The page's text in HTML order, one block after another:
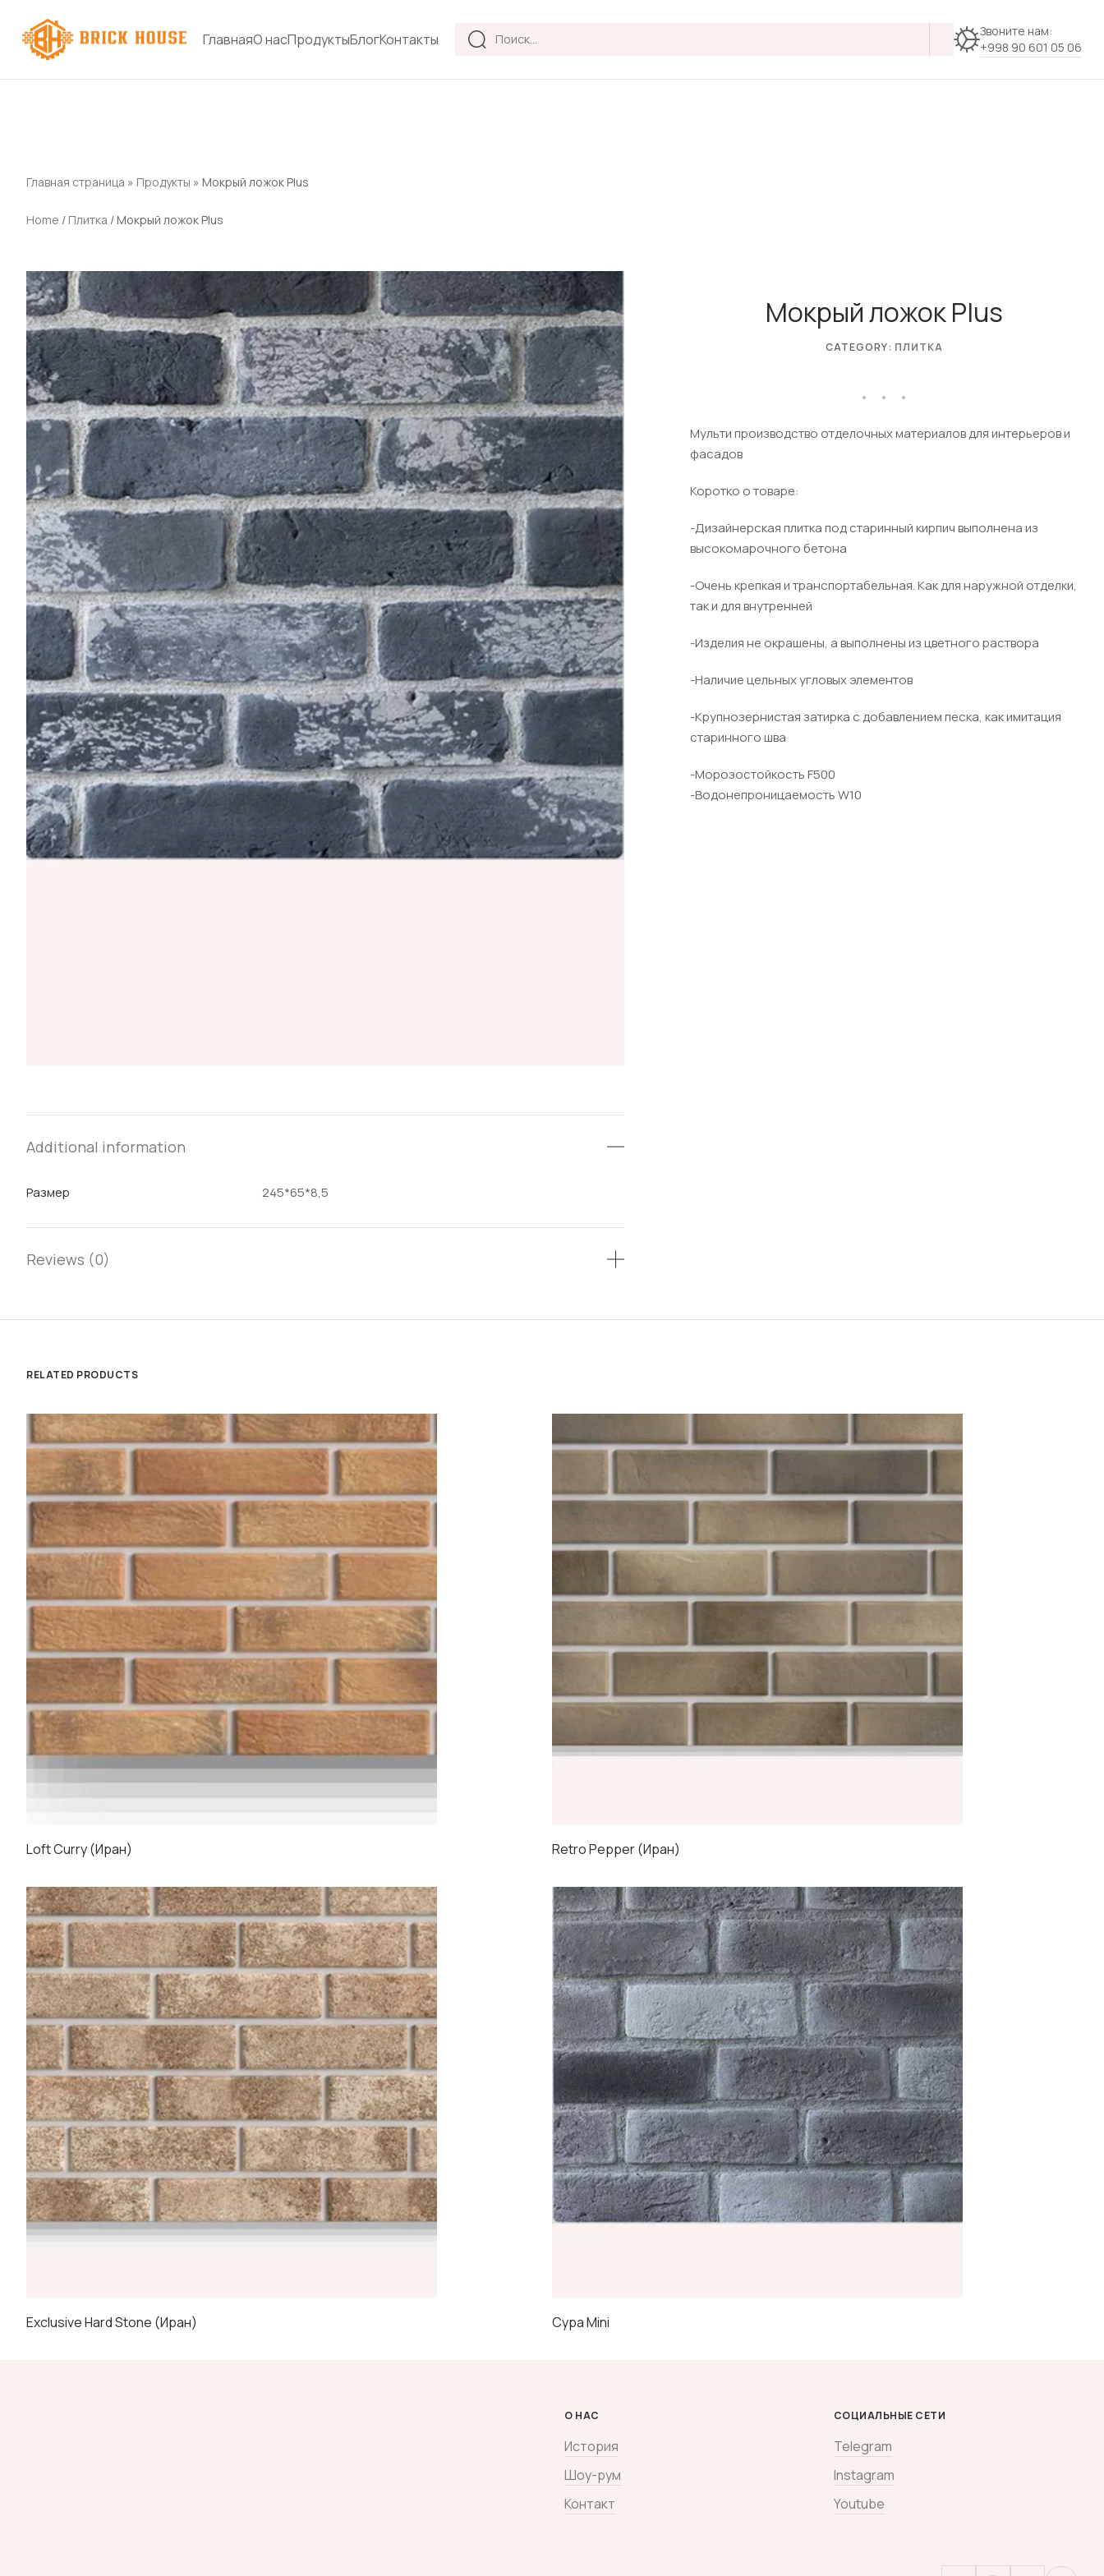
Products
search
Звоните нам:
+998 90 601 05 06
ГлавнаяО насПродуктыБлогКонтакты
Главная страница » Продукты » Мокрый ложок Plus
Home / Плитка / Мокрый ложок Plus
Мокрый ложок Plus
Мульти производство отделочных материалов для интерьеров и
фасадов
Коротко о товаре:
-Дизайнерская плитка под старинный кирпич выполнена из
высокомарочного бетона
-Очень крепкая и транспортабельная. Как для наружной отделки,
так и для внутренней
-Изделия не окрашены, а выполнены из цветного раствора
-Наличие цельных угловых элементов
-Крупнозернистая затирка с добавлением песка, как имитация
старинного шва
-Морозостойкость F500
-Водонепроницаемость W10
CATEGORY: ПЛИТКА
Additional information
Размер 245*65*8,5
Reviews (0)
RELATED PRODUCTS
Loft Curry (Иран) Retro Pepper (Иран)
Exclusive Hard Stone (Иран) Сура Mini
О НАС
История
Шоу-рум
Контакт
СОЦИАЛЬНЫЕ СЕТИ
Telegram
Instagram
Youtube